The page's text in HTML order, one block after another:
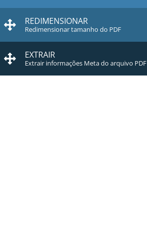
REDIMENSIONAR
Redimensionar tamanho do PDF
EXTRAIR
Extrair informações Meta do arquivo PDF